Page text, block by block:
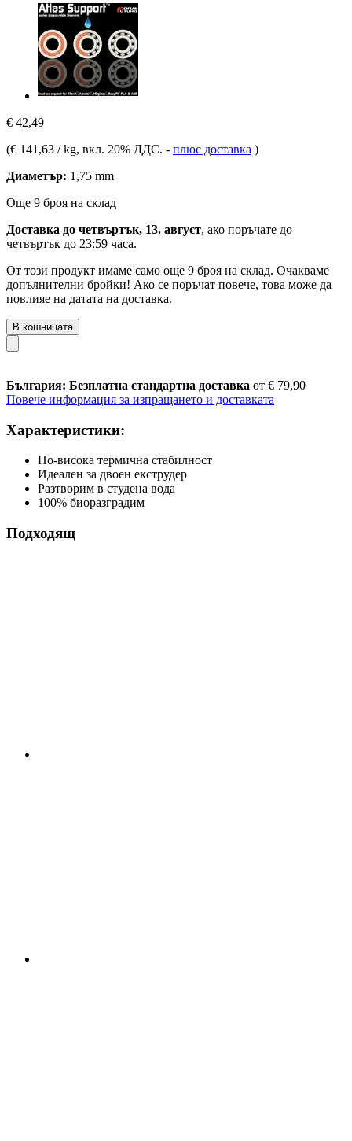
€ 42,49
(€ 141,63 / kg, вкл. 20% ДДС. - плюс доставка )
Диаметър: 1,75 mm
Още 9 броя на склад
Доставка до четвъртък, 13. август, ако поръчате до
четвъртък до 23:59 часа.
От този продукт имаме само още 9 броя на склад. Очакваме
допълнителни бройки! Ако се поръчат повече, това може да
повлияе на датата на доставка.
В кошницата
България: Безплатна стандартна доставка от € 79,90
Повече информация за изпращането и доставката
Характеристики:
По-висока термична стабилност
Идеален за двоен екструдер
Разтворим в студена вода
100% биоразградим
Подходящ